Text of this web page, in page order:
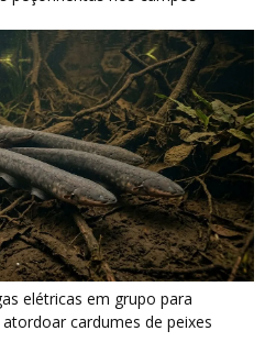
alta velocidade e arremessos
serpentes peçonhentas no